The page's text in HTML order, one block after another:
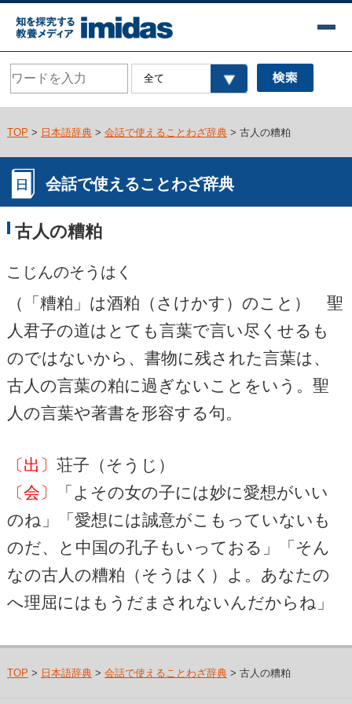
TOP > 日本語辞典> 会話で使えることわざ辞典> 古人の糟粕
会話で使えることわざ辞典
古人の糟粕
こじんのそうはく
（「糟粕」は酒粕（さけかす）のこと） 聖
人君子の道はとても言葉で言い尽くせるも
のではないから、書物に残された言葉は、
古人の言葉の粕に過ぎないことをいう。聖
人の言葉や著書を形容する句。
〔出〕 荘子（そうじ）
〔会〕
「よその女の子には妙に愛想がいい
のね」「愛想には誠意がこもっていないも
のだ、と中国の孔子もいっておる」「そん
なの古人の糟粕（そうはく）よ。あなたの
へ理屈にはもうだまされないんだからね」
TOP > 日本語辞典> 会話で使えることわざ辞典> 古人の糟粕